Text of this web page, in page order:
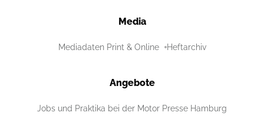
Media
Mediadaten Print & Online Heftarchiv
Angebote
Jobs und Praktika bei der Motor Presse Hamburg